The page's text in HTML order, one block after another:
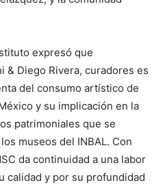
expresó que
& Diego Rivera, curadores es
del consumo artístico de
y su implicación en la
patrimoniales que se
museos del INBAL. Con
da continuidad a una labor
calidad y por su profundidad